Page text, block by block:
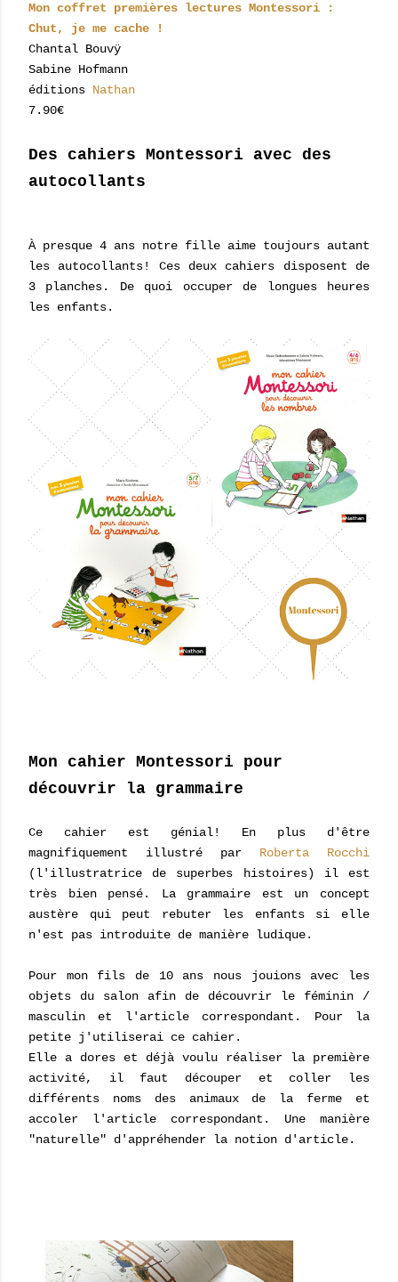
Mon coffret premières lectures Montessori :
Chut, je me cache !
Chantal Bouvÿ
Sabine Hofmann
éditions Nathan
7.90€
Des cahiers Montessori avec des
autocollants
À presque 4 ans notre fille aime toujours autant
les autocollants! Ces deux cahiers disposent de
3 planches. De quoi occuper de longues heures
les enfants.
Mon cahier Montessori pour
découvrir la grammaire
Ce cahier est génial! En plus d'être
magnifiquement illustré par Roberta Rocchi
(l'illustratrice de superbes histoires) il est
très bien pensé. La grammaire est un concept
austère qui peut rebuter les enfants si elle
n'est pas introduite de manière ludique.
Pour mon fils de 10 ans nous jouions avec les
objets du salon afin de découvrir le féminin /
masculin et l'article correspondant. Pour la
petite j'utiliserai ce cahier.
Elle a dores et déjà voulu réaliser la première
activité, il faut découper et coller les
différents noms des animaux de la ferme et
accoler l'article correspondant. Une manière
"naturelle" d'appréhender la notion d'article.